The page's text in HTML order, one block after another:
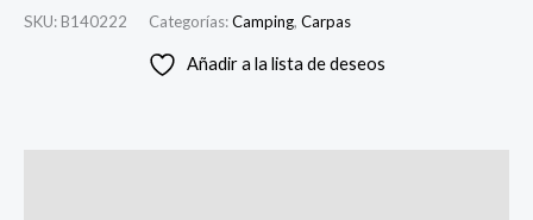
SKU: B140222 Categorías:Camping, Carpas
Añadir a la lista de deseos